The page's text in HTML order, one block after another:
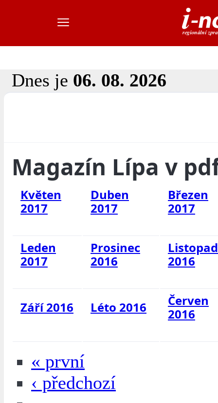
Dnes je 06. 08. 2026
Magazín Lípa v
Květen
2017
Duben
2017
Březen
2017
Leden
2017
Prosinec
2016
Listopad
2016
Září 2016 Léto 2016
Červen
2016
« první
‹ předchozí